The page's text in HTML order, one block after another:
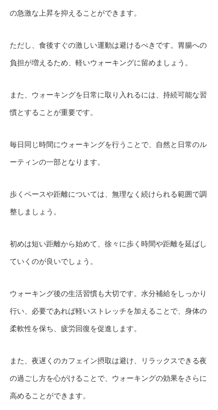
の急激な上昇を抑えることができます。
ただし、食後すぐの激しい運動は避けるべきです。胃腸への
負担が増えるため、軽いウォーキングに留めましょう。
また、ウォーキングを日常に取り入れるには、持続可能な習
慣とすることが重要です。
毎日同じ時間にウォーキングを行うことで、自然と日常のル
ーティンの一部となります。
歩くペースや距離については、無理なく続けられる範囲で調
整しましょう。
初めは短い距離から始めて、徐々に歩く時間や距離を延ばし
ていくのが良いでしょう。
ウォーキング後の生活習慣も大切です。水分補給をしっかり
行い、必要であれば軽いストレッチを加えることで、身体の
柔軟性を保ち、疲労回復を促進します。
また、夜遅くのカフェイン摂取は避け、リラックスできる夜
の過ごし方を心がけることで、ウォーキングの効果をさらに
高めることができます。